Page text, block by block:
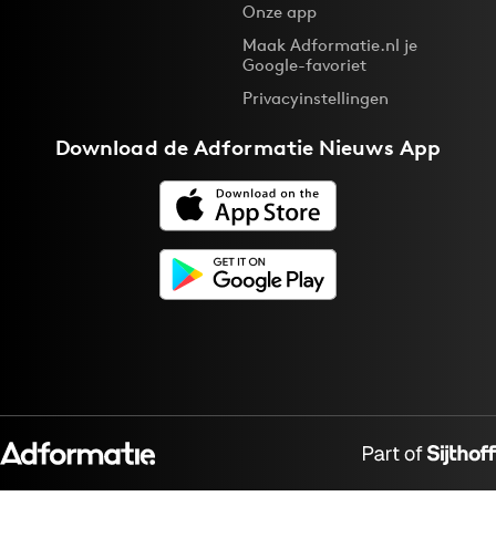
Onze app
Maak Adformatie.nl je
Google-favoriet
Privacyinstellingen
Download deAdformatie Nieuws App